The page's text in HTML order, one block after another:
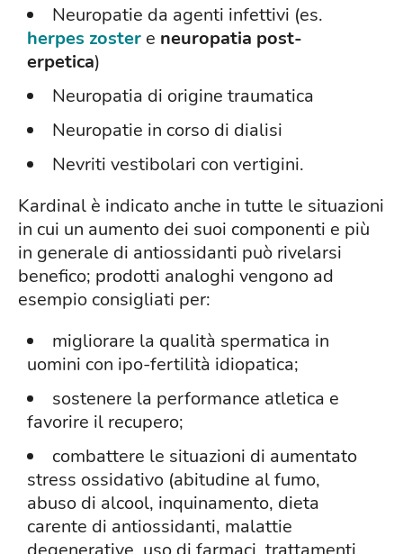
Neuropatie da agenti infettivi (es.
herpes zoster e neuropatia post-
erpetica)
Neuropatia di origine traumatica
Neuropatie in corso di dialisi
Nevriti vestibolari con vertigini.
Kardinal è indicato anche in tutte le situazioni
in cui un aumento dei suoi componenti e più
in generale di antiossidanti può rivelarsi
benefico; prodotti analoghi vengono ad
esempio consigliati per:
migliorare la qualità spermatica in
uomini con ipo-fertilità idiopatica;
sostenere la performance atletica e
favorire il recupero;
combattere le situazioni di aumentato
stress ossidativo (abitudine al fumo,
abuso di alcool, inquinamento, dieta
carente di antiossidanti, malattie